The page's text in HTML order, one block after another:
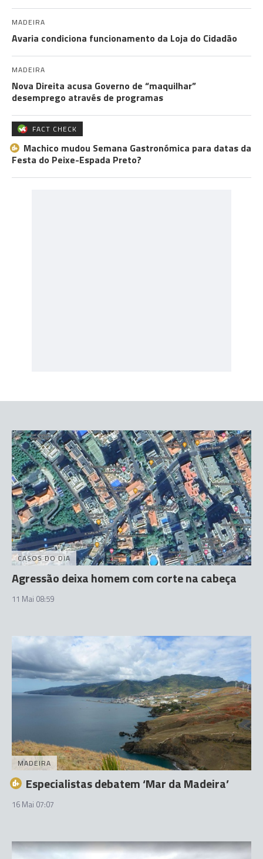
MADEIRA
Avaria condiciona funcionamento da Loja do Cidadão
MADEIRA
Nova Direita acusa Governo de “maquilhar”
desemprego através de programas
FACT CHECK
Machico mudou Semana Gastronómica para datas da
Festa do Peixe-Espada Preto?
CASOS DO DIA
Agressão deixa homem com corte na cabeça
11 Mai 08:59
MADEIRA
Especialistas debatem ‘Mar da Madeira’
16 Mai 07:07